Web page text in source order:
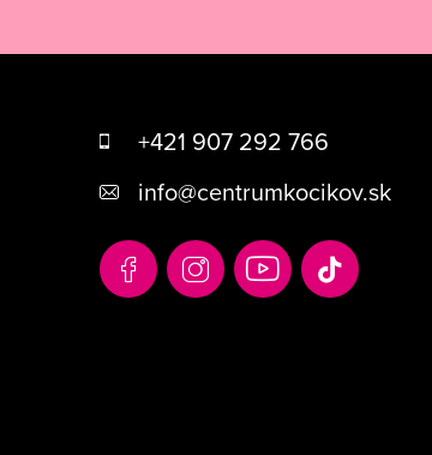
+421 907 292 766
info@centrumkocikov.sk